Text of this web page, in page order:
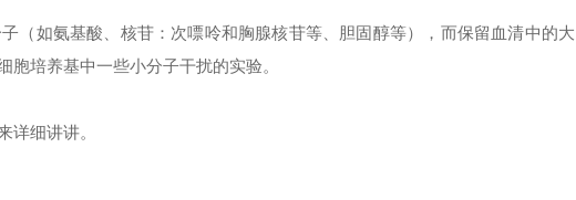
（如氨基酸、核苷：次嘌呤和胸腺核苷等、胆固醇等），而保留血清中的大
培养基中一些小分子干扰的实验。
详细讲讲。